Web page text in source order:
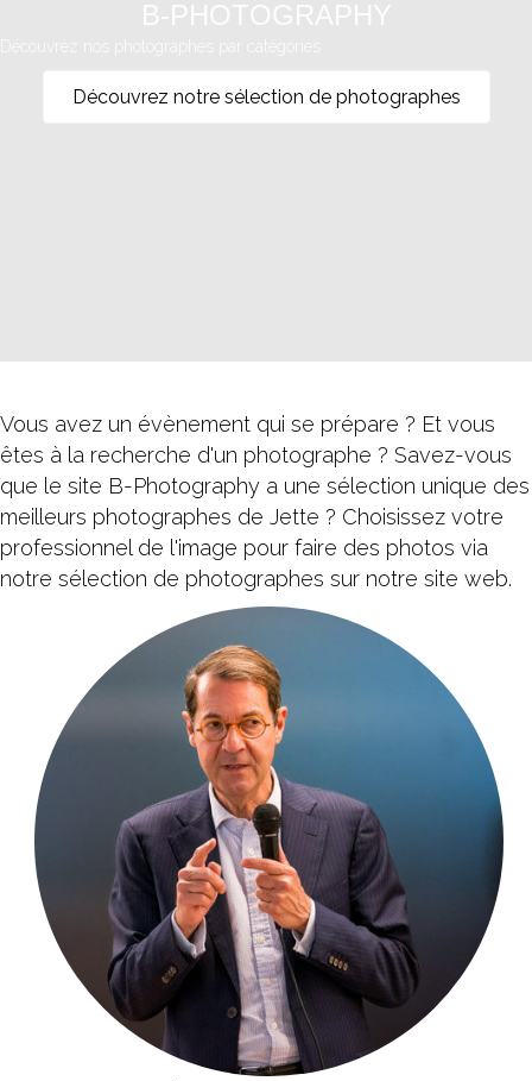
B-PHOTOGRAPHY
Découvrez notre sélection de photographes
Vous avez un évènement qui se prépare ? Et vous
êtes à la recherche d'un photographe ? Savez-vous
que le site B-Photography a une sélection unique des
meilleurs photographes de Jette ? Choisissez votre
professionnel de l'image pour faire des photos via
notre sélection de photographes sur notre site web.